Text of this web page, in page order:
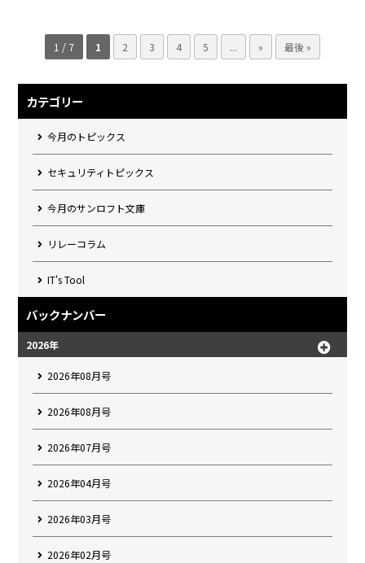
1 / 7 1 2 3 4 5 ... » 最後 »
カテゴリー
今月のトピックス
セキュリティトピックス
今月のサンロフト文庫
リレーコラム
IT's Tool
バックナンバー
2026年
2026年08月号
2026年08月号
2026年07月号
2026年04月号
2026年03月号
2026年02月号